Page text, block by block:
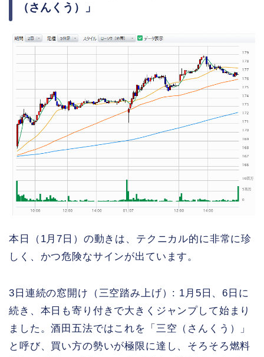
（さんくう）」
本日（1月7日）の動きは、テクニカル的に非常に珍
しく、かつ危険なサインが出ています。
3日連続の窓開け（三空踏み上げ）: 1月5日、6日に
続き、本日も寄り付きで大きくジャンプして始まり
ました。酒田五法ではこれを「三空（さんくう）」
と呼び、買い方の勢いが極限に達し、そろそろ燃料